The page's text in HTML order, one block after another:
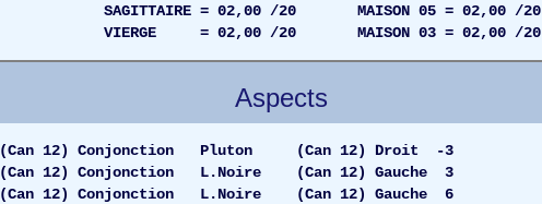
= 02,00 /20 MAISON 05 = 02,00 /20
= 02,00 /20 MAISON 03 = 02,00 /20
Aspects
12) Conjonction Pluton (Can 12) Droit -3
12) Conjonction L.Noire (Can 12) Gauche 3
12) Conjonction L.Noire (Can 12) Gauche 6